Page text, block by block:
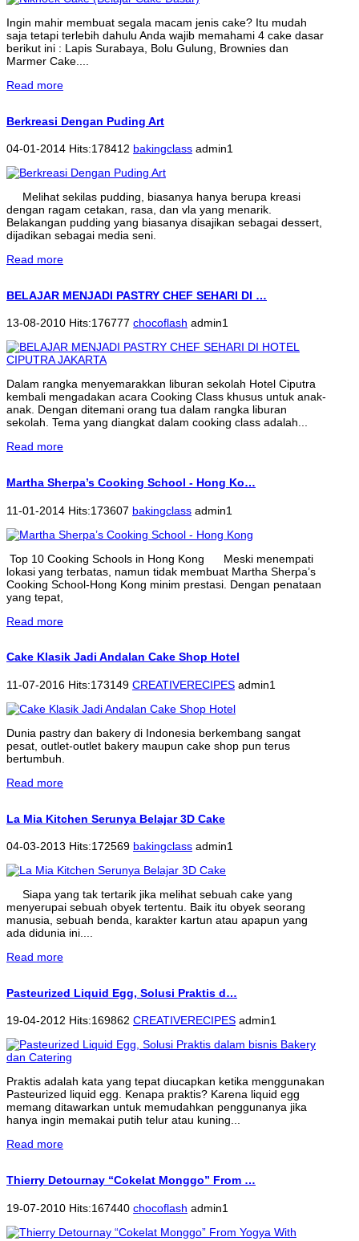
Ingin mahir membuat segala macam jenis cake? Itu mudah
saja tetapi terlebih dahulu Anda wajib memahami 4 cake dasar
berikut ini : Lapis Surabaya, Bolu Gulung, Brownies dan
Marmer Cake....
Read more
Berkreasi Dengan Puding Art
04-01-2014 Hits:178412 bakingclass admin1
Melihat sekilas pudding, biasanya hanya berupa kreasi
dengan ragam cetakan, rasa, dan vla yang menarik.
Belakangan pudding yang biasanya disajikan sebagai dessert,
dijadikan sebagai media seni.
Read more
BELAJAR MENJADI PASTRY CHEF SEHARI DI …
13-08-2010 Hits:176777 chocoflash admin1
Dalam rangka menyemarakkan liburan sekolah Hotel Ciputra
kembali mengadakan acara Cooking Class khusus untuk anak-
anak. Dengan ditemani orang tua dalam rangka liburan
sekolah. Tema yang diangkat dalam cooking class adalah...
Read more
Martha Sherpa’s Cooking School - Hong Ko…
11-01-2014 Hits:173607 bakingclass admin1
Top 10 Cooking Schools in Hong Kong Meski menempati
lokasi yang terbatas, namun tidak membuat Martha Sherpa’s
Cooking School-Hong Kong minim prestasi. Dengan penataan
yang tepat,
Read more
Cake Klasik Jadi Andalan Cake Shop Hotel
11-07-2016 Hits:173149 CREATIVERECIPES admin1
Dunia pastry dan bakery di Indonesia berkembang sangat
pesat, outlet-outlet bakery maupun cake shop pun terus
bertumbuh.
Read more
La Mia Kitchen Serunya Belajar 3D Cake
04-03-2013 Hits:172569 bakingclass admin1
Siapa yang tak tertarik jika melihat sebuah cake yang
menyerupai sebuah obyek tertentu. Baik itu obyek seorang
manusia, sebuah benda, karakter kartun atau apapun yang
ada didunia ini....
Read more
Pasteurized Liquid Egg, Solusi Praktis d…
19-04-2012 Hits:169862 CREATIVERECIPES admin1
Praktis adalah kata yang tepat diucapkan ketika menggunakan
Pasteurized liquid egg. Kenapa praktis? Karena liquid egg
memang ditawarkan untuk memudahkan penggunanya jika
hanya ingin memakai putih telur atau kuning...
Read more
Thierry Detournay “Cokelat Monggo” From …
19-07-2010 Hits:167440 chocoflash admin1